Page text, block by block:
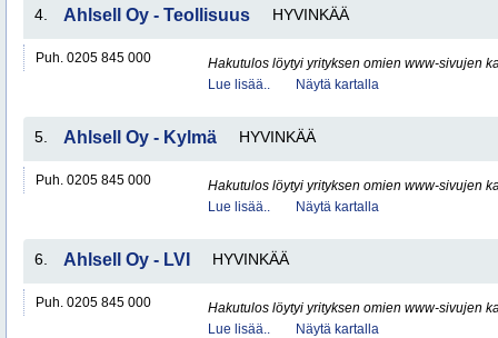
4. Ahlsell Oy - Teollisuus HYVINKÄÄ
Puh. 0205 845 000
Hakutulos löytyi yrityksen omien www-sivujen
Lue lisää..
Näytä kartalla
5. Ahlsell Oy - Kylmä HYVINKÄÄ
Puh. 0205 845 000
Hakutulos löytyi yrityksen omien www-sivujen
Lue lisää..
Näytä kartalla
6. Ahlsell Oy - LVI HYVINKÄÄ
Puh. 0205 845 000
Hakutulos löytyi yrityksen omien www-sivujen
Lue lisää..
Näytä kartalla